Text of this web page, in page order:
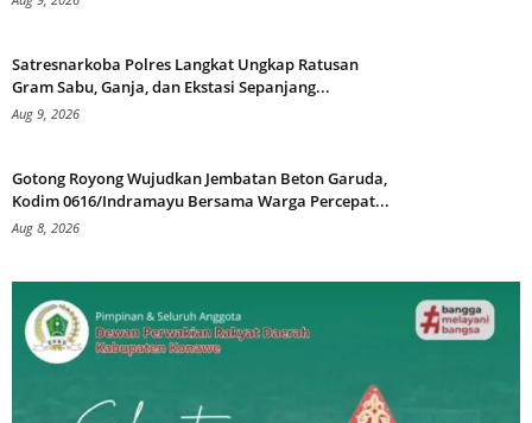
Satresnarkoba Polres Langkat Ungkap Ratusan
Gram Sabu, Ganja, dan Ekstasi Sepanjang...
Aug 9, 2026
Gotong Royong Wujudkan Jembatan Beton Garuda,
Kodim 0616/Indramayu Bersama Warga Percepat...
Aug 8, 2026